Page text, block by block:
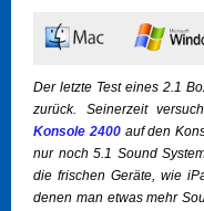
Der letzte Test eines 2.1
zurück. Seinerzeit
Konsole 2400auf den
nur noch 5.1 Sound
die frischen Geräte, wie
denen man etwas mehr